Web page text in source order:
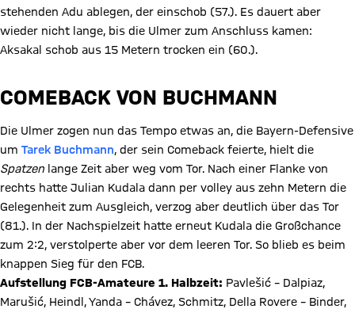
stehenden Adu ablegen, der einschob (57.). Es dauert aber
wieder nicht lange, bis die Ulmer zum Anschluss kamen:
Aksakal schob aus 15 Metern trocken ein (60.).
COMEBACK VON BUCHMANN
Die Ulmer zogen nun das Tempo etwas an, die Bayern-Defensive
um Tarek Buchmann, der sein Comeback feierte, hielt die
Spatzen lange Zeit aber weg vom Tor. Nach einer Flanke von
rechts hatte Julian Kudala dann per volley aus zehn Metern die
Gelegenheit zum Ausgleich, verzog aber deutlich über das Tor
(81.). In der Nachspielzeit hatte erneut Kudala die Großchance
zum 2:2, verstolperte aber vor dem leeren Tor. So blieb es beim
knappen Sieg für den FCB.
Aufstellung FCB-Amateure 1. Halbzeit: Pavlešić – Dalpiaz,
Marušić, Heindl, Yanda – Chávez, Schmitz, Della Rovere – Binder,